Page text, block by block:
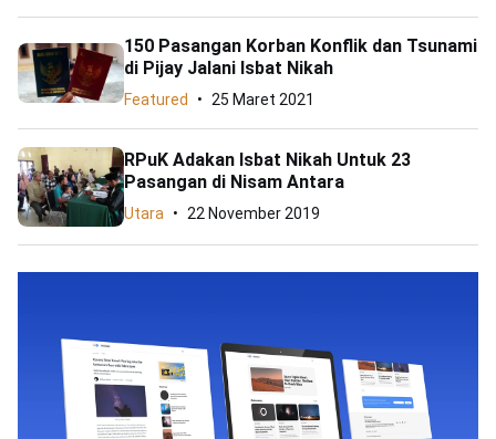
150 Pasangan Korban Konflik dan Tsunami
di Pijay Jalani Isbat Nikah
Featured 25 Maret 2021
RPuK Adakan Isbat Nikah Untuk 23
Pasangan di Nisam Antara
Utara 22 November 2019